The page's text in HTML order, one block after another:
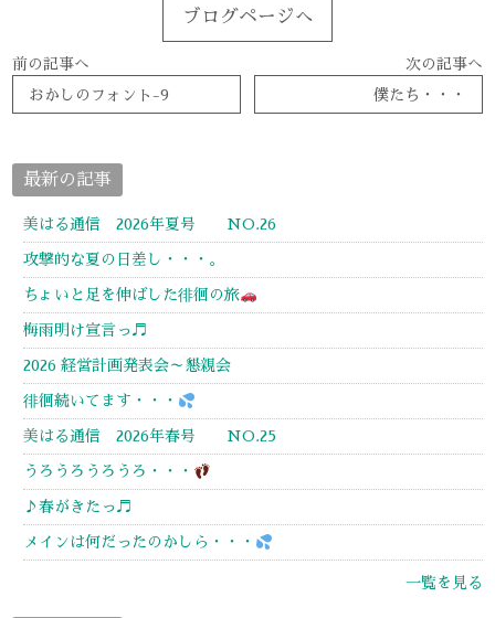
ブログページへ
前の記事へ
おかしのフォント-9
次の記事へ
僕たち・・・
最新の記事
美はる通信 2026年夏号 NO.26
攻撃的な夏の日差し・・・。
ちょいと足を伸ばした徘徊の旅
梅雨明け宣言っ♬
2026 経営計画発表会～懇親会
徘徊続いてます・・・
美はる通信 2026年春号 NO.25
うろうろうろうろ・・・
♪春がきたっ♬
メインは何だったのかしら・・・
一覧を見る